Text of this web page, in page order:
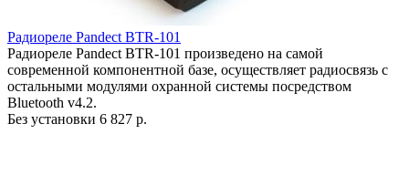
Радиореле Pandect BTR-101
Радиореле Pandect BTR-101 произведено на самой
современной компонентной базе, осуществляет радиосвязь с
остальными модулями охранной системы посредством
Bluetooth v4.2.
Без установки 6 827 р.